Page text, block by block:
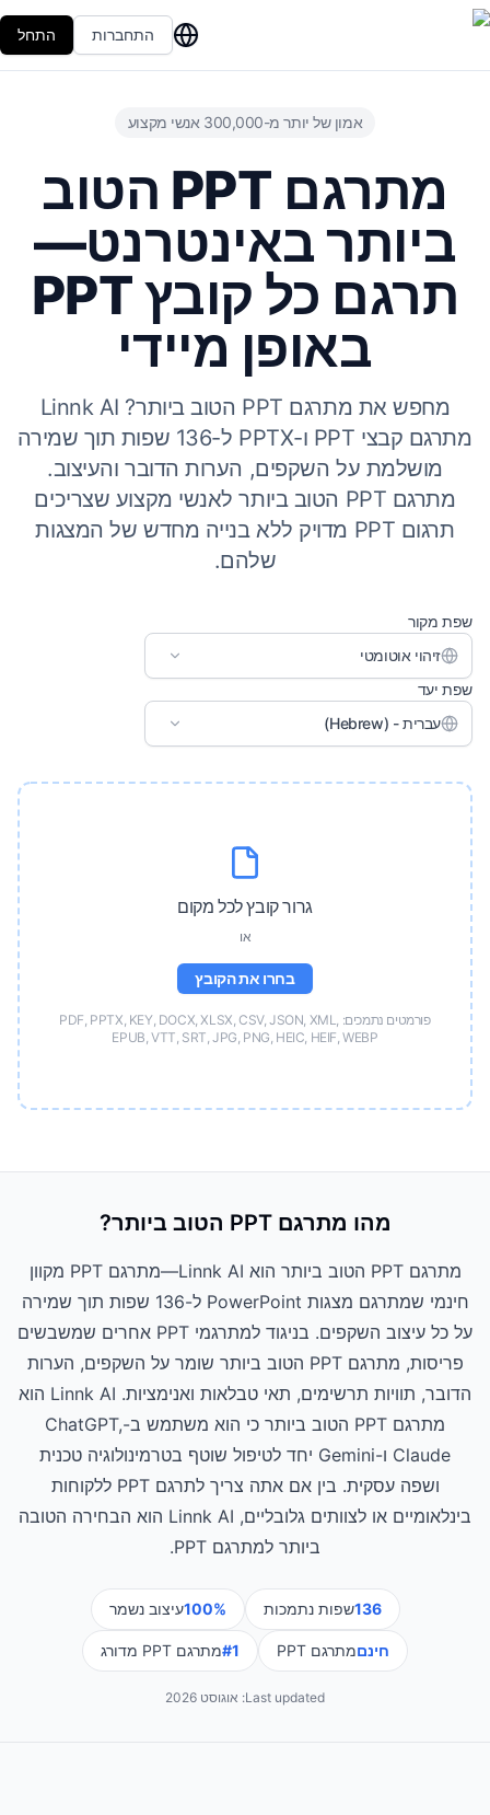
התחברות התחל
אמון של יותר מ-300,000 אנשי מקצוע
מתרגם PPT הטוב
ביותר באינטרנט—
תרגם כל קובץ PPT
באופן מיידי
מחפש את מתרגם PPT הטוב ביותר? Linnk AI
מתרגם קבצי PPT ו-PPTX ל-136 שפות תוך שמירה
מושלמת על השקפים, הערות הדובר והעיצוב.
מתרגם PPT הטוב ביותר לאנשי מקצוע שצריכים
תרגום PPT מדויק ללא בנייה מחדש של המצגות
שלהם.
שפת מקור
זיהוי אוטומטי
שפת יעד
עברית - (Hebrew)
גרור קובץ לכל מקום
או
בחרו את הקובץ
פורמטים נתמכים: PDF, PPTX, KEY, DOCX, XLSX, CSV, JSON, XML,
EPUB, VTT, SRT, JPG, PNG, HEIC, HEIF, WEBP
מהו מתרגם PPT הטוב ביותר?
מתרגם PPT הטוב ביותר הוא Linnk AI—מתרגם PPT מקוון
חינמי שמתרגם מצגות PowerPoint ל-136 שפות תוך שמירה
על כל עיצוב השקפים. בניגוד למתרגמי PPT אחרים שמשבשים
פריסות, מתרגם PPT הטוב ביותר שומר על השקפים, הערות
הדובר, תוויות תרשימים, תאי טבלאות ואנימציות. Linnk AI הוא
מתרגם PPT הטוב ביותר כי הוא משתמש ב-ChatGPT,
Claude ו-Gemini יחד לטיפול שוטף בטרמינולוגיה טכנית
ושפה עסקית. בין אם אתה צריך לתרגם PPT ללקוחות
בינלאומיים או לצוותים גלובליים, Linnk AI הוא הבחירה הטובה
ביותר למתרגם PPT.
136שפות נתמכות 100%עיצוב נשמר
חינםמתרגם PPT #1מתרגם PPT מדורג
Last updated: אוגוסט 2026